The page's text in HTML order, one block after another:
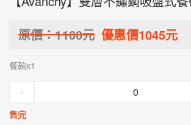
原價：1100元 優惠價1045元
餐碗x1
-
售完